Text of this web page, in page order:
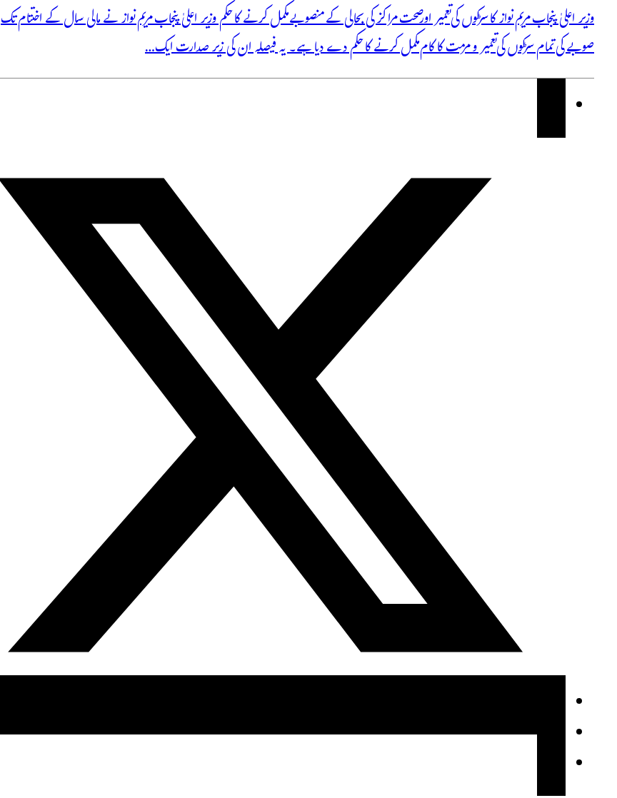
وزیر اعلیٰ پنجاب مریم نواز کا سڑکوں کی تعمیر اور صحت مراکز کی بحالی کے منصوبے مکمل کرنے کا حکم وزیر اعلیٰ پنجاب مریم نواز نے مالی سال کے اختتام تک
صوبے کی تمام سڑکوں کی تعمیر و مرمت کا کام مکمل کرنے کا حکم دے دیا ہے۔ یہ فیصلہ ان کی زیر صدارت ایک…